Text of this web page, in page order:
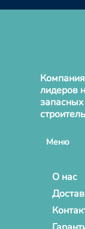
лидеров
Меню
О нас